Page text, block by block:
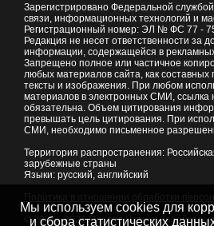
Зарегистрировано Федеральной
связи, информационных технологий и
Регистрационный номер: ЭЛ № ФС 77 -
Редакция не несет ответственности за
информации, содержащейся в
Запрещено полное или частичное
любых материалов сайта, как составных
тексты и изображения. При любом
материалов в электронных СМИ, ссылка
обязательна. Объем цитирования
превышать цель цитирования. При
СМИ, необходимо письменное
Территория распространения:
зарубежные страны
Языки: русский, английский
© 2007 - 2026Портал Читы и
Мы используем cookies для
и сбора статистических